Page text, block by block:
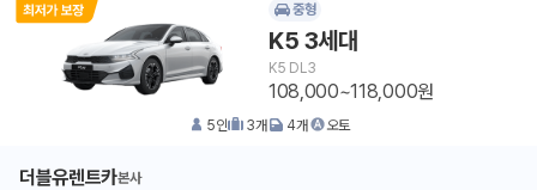
중형
K5 3세대
K5 DL3
108,000~118,000원
5인 3개 4개 오토
더블유렌트카본사